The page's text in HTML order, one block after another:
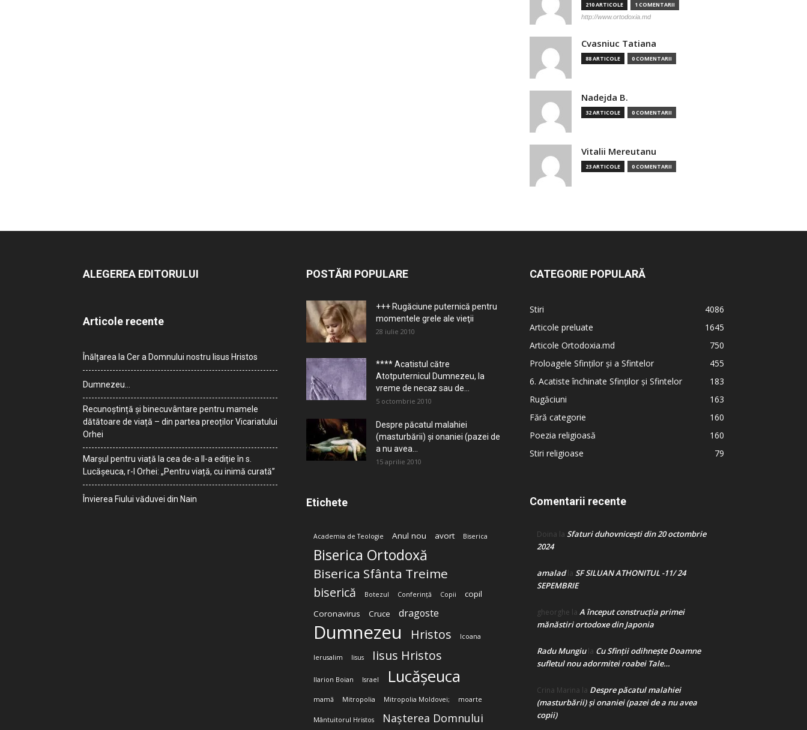
210 ARTICOLE 1 COMENTARII
http://www.ortodoxia.md
Cvasniuc Tatiana
88 ARTICOLE 0 COMENTARII
Nadejda B.
32 ARTICOLE 0 COMENTARII
Vitalii Mereutanu
23 ARTICOLE 0 COMENTARII
ALEGEREA EDITORULUI
Articole recente
Înălțarea la Cer a Domnului nostru Iisus Hristos
Dumnezeu…
Recunoștință și binecuvântare pentru mamele
dătătoare de viață – din partea preoților Vicariatului
Orhei
Marșul pentru viață la cea de-a II-a ediție în s.
Lucășeuca, r-l Orhei: „Pentru viață, cu inimă curată”
Învierea Fiului văduvei din Nain
POSTĂRI POPULARE
+++ Rugăciune puternică pentru
momentele grele ale vieţii
28 iulie 2010
**** Acatistul către
Atotputernicul Dumnezeu, la
vreme de necaz sau de...
5 octombrie 2010
Despre păcatul malahiei
(masturbării) şi onaniei (pazei de
a nu avea...
15 aprilie 2010
Etichete
Academia de Teologie Anul nou avort Biserica
Biserica Ortodoxă
Biserica Sfânta Treime
biserică Botezul Conferință Copii
copil
Coronavirus
Cruce dragoste
Dumnezeu Hristos Icoana
Ierusalim Iisus Iisus Hristos
Ilarion Boian Israel Lucășeuca
mamă Mitropolia Mitropolia Moldovei; moarte
Mântuitorul Hristos Nașterea Domnului
CATEGORIE POPULARĂ
Stiri
4086
Articole preluate
1645
Articole Ortodoxia.md
750
Proloagele Sfinților și a Sfintelor
455
6. Acatiste închinate Sfinților și Sfintelor
183
Rugăciuni
163
Fără categorie
160
Poezia religioasă
160
Stiri religioase
79
Comentarii recente
Doina la Sfaturi duhovnicești din 20 octombrie
2024
amaladla SF SILUAN ATHONITUL -11/ 24
SEPEMBRIE
gheorghe la A început construcţia primei
mănăstiri ortodoxe din Japonia
Radu Mungiula Cu Sfinții odihnește Doamne
sufletul nou adormitei roabei Tale…
Crina Marina la Despre păcatul malahiei
(masturbării) şi onaniei (pazei de a nu avea
copii)